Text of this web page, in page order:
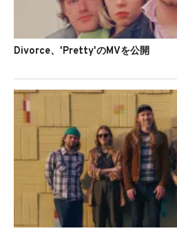
Divorce、'Pretty'のMVを公開